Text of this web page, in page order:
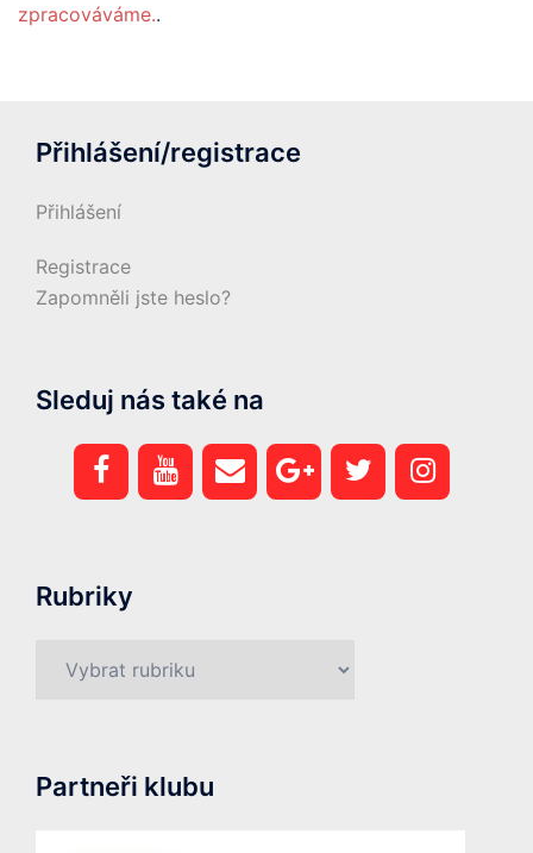
zpracováváme..
Přihlášení/registrace
Přihlášení
Registrace
Zapomněli jste heslo?
Sleduj nás také na
Rubriky
Partneři klubu